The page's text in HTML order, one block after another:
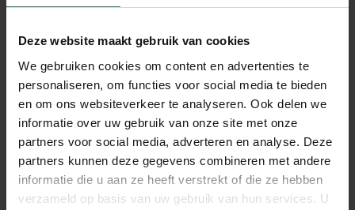
Deze website maakt gebruik van cookies
We gebruiken cookies om content en advertenties te
personaliseren, om functies voor social media te bieden
en om ons websiteverkeer te analyseren. Ook delen we
informatie over uw gebruik van onze site met onze
partners voor social media, adverteren en analyse. Deze
partners kunnen deze gegevens combineren met andere
informatie die u aan ze heeft verstrekt of die ze hebben
verzameld op basis van uw gebruik van hun services. U
uit ligt. Onze aanpak combineert een volwaardige
ziektedag en aandacht voor gezond ondernemen.
Dat is iets anders dan een uitkering als sluitstuk.
Meer lezen?
OokZipConomygeeft heldere antwoorden op
vragen die er spelen. Zeker de moeite waard als je
je nog verdere vanuit de wetzijde wilt verdiepen in
wat dit voor jou gaat betekenen.